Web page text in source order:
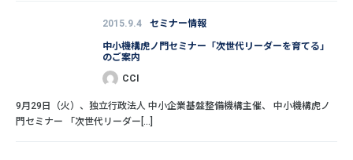
2015.9.4 セミナー情報
中小機構虎ノ門セミナー「次世代リーダーを育てる」
のご案内
CCI
9月29日（火）、独立行政法人 中小企業基盤整備機構主催、 中小機構虎ノ
門セミナー 「次世代リーダー[...]